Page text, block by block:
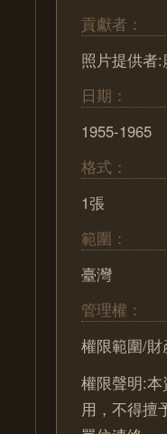
貢獻者：
照片提供者:
日期：
1955-1965
格式：
1張
範圍：
臺灣
管理權：
權限範圍/
權限聲明:
用，不得擅